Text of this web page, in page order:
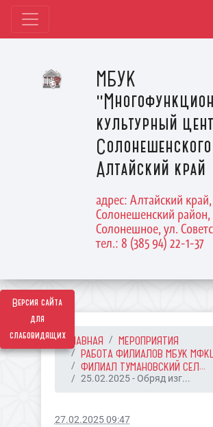
Версия сайта
для
слабовидящих
МБУК
культурный
Алтайский край
адрес: Алтайский край,
Солонешенский район,
Солонешное, ул.
тел.: 8 (385 94) 22-1-37
ГЛАВНАЯ
МЕРОПРИЯТИЯ
РАБОТА ФИЛИАЛОВ МБУК
ФИЛИАЛ ТУМАНОВСКИЙ СЕЛ...
25.02.2025 - Обряд изг...
27.02.2025 09:47